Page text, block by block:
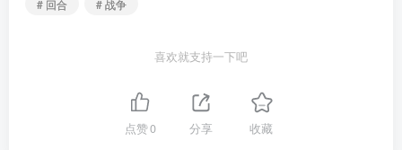
# 回合
# 战争
喜欢就支持一下吧
点赞0 分享 收藏